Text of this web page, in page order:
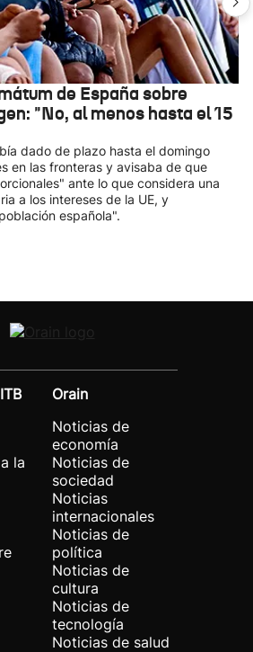
de España sobre
"No, al menos hasta el 15
dado de plazo hasta el domingo
en las fronteras y avisaba de que
ante lo que considera una
a los intereses de la UE, y
española".
la
Orain
Noticias de
economía
Noticias de
sociedad
Noticias
internacionales
Noticias de
política
Noticias de
cultura
Noticias de
tecnología
Noticias de salud